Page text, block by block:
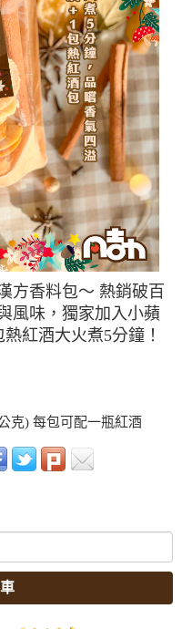
方香料包～ 熱銷破百
風味，獨家加入小蘋
紅酒大火煮5分鐘！
克) 每包可配一瓶紅酒